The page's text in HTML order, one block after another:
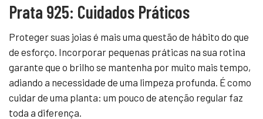
Prata 925: Cuidados Práticos
Proteger suas joias é mais uma questão de hábito do que
de esforço. Incorporar pequenas práticas na sua rotina
garante que o brilho se mantenha por muito mais tempo,
adiando a necessidade de uma limpeza profunda. É como
cuidar de uma planta: um pouco de atenção regular faz
toda a diferença.